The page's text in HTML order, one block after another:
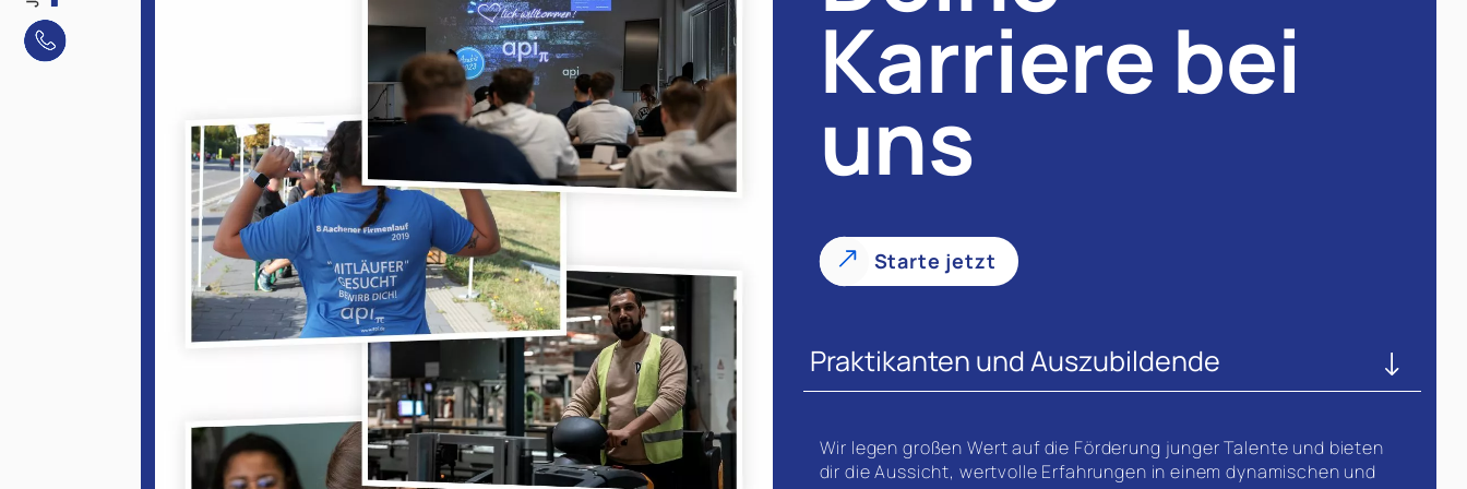
Karriere bei
uns
Starte jetzt
Praktikanten und Auszubildende
Wir legen großen Wert auf die Förderung junger Talente und bieten
dir die Aussicht, wertvolle Erfahrungen in einem dynamischen und